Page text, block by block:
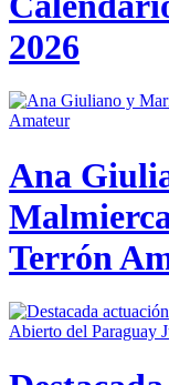
2026
Ana
Terrón